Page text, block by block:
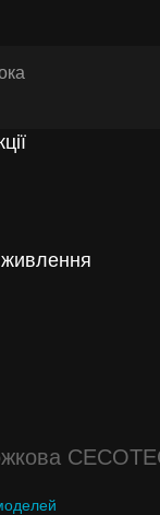
живлення